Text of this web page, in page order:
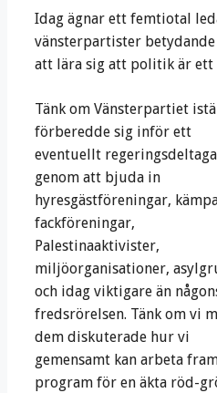
Idag ägnar ett femtiotal
vänsterpartister
att lära sig att politik är ett
Tänk om Vänsterpartiet
förberedde sig inför ett
eventuellt
genom att bjuda in
hyresgästföreningar,
fackföreningar,
Palestinaaktivister,
miljöorganisationer,
och idag viktigare än
fredsrörelsen. Tänk om vi
dem diskuterade hur vi
gemensamt kan arbeta
program för en äkta röd-